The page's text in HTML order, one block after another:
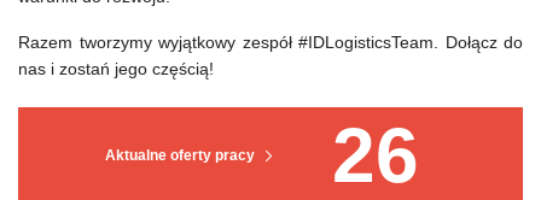
Aktualne oferty pracy 26
Razem tworzymy wyjątkowy zespół #IDLogisticsTeam. Dołącz do
nas i zostań jego częścią!